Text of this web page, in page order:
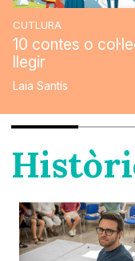
CUTLURA
10 contes o
llegir
Laia Santís